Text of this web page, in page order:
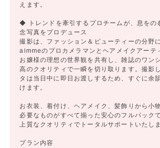
えます。
◆ トレンドを牽引するプロチームが、息をの
念写真をプロデュース
撮影は、ファッション＆ビューティーの分野
aimmeのプロカメラマンとヘアメイクアーテ
お嬢様の理想の世界観を共有し、雑誌のワン
高のクオリティで一瞬を切り取ります。撮影
タは当日中に即日お渡しするため、すぐに余
けます。
お衣装、着付け、ヘアメイク、髪飾りから小
必要なものがすべて揃った安心のフルパック
上質なクオリティでトータルサポートいたしま
プラン内容